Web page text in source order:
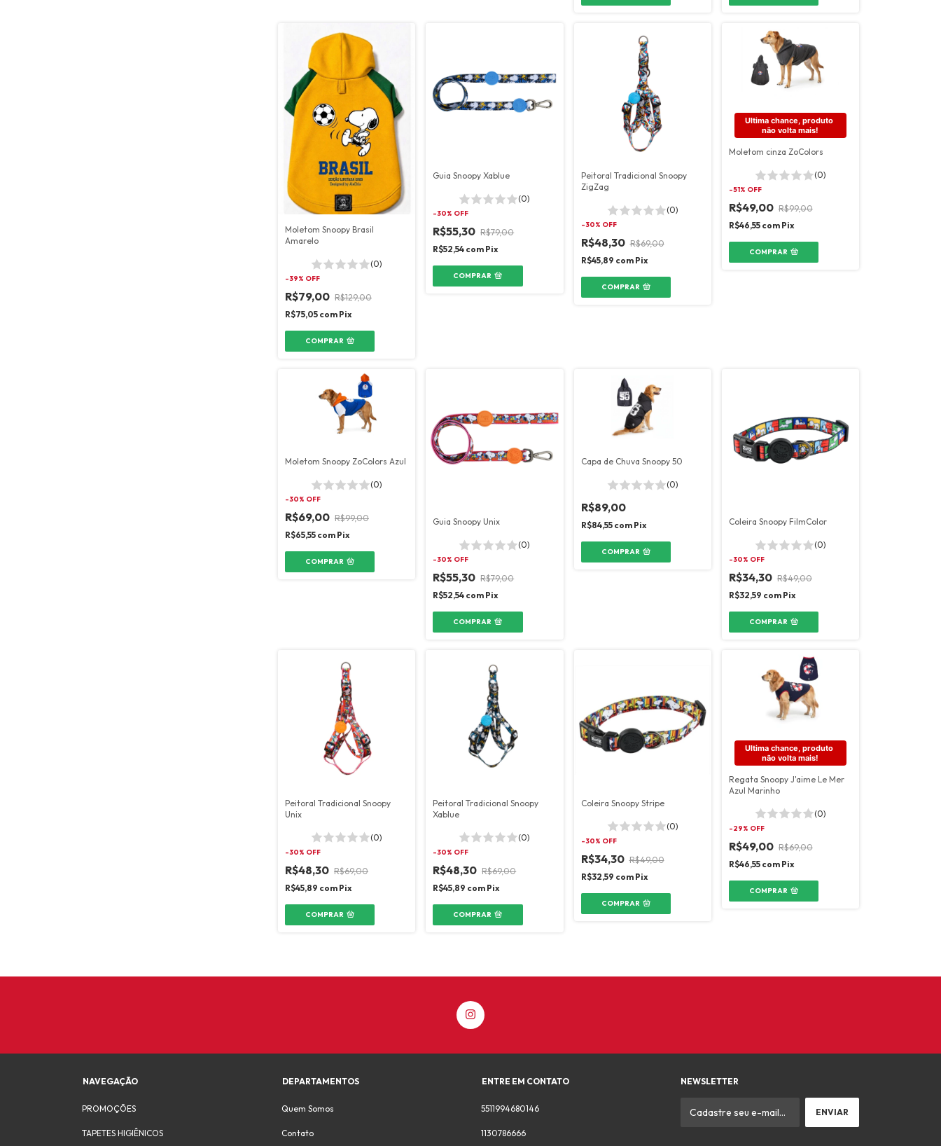
Moletom Snoopy Brasil
Amarelo
(0)
-39% OFF
R$79,00 R$129,00
R$75,05 com Pix
COMPRAR
Guia Snoopy Xablue
(0)
-30% OFF
R$55,30 R$79,00
R$52,54 com Pix
COMPRAR
Peitoral Tradicional Snoopy
ZigZag
(0)
-30% OFF
R$48,30 R$69,00
R$45,89 com Pix
COMPRAR
Ultima chance, produto
não volta mais!
Moletom cinza ZoColors
(0)
-51% OFF
R$49,00 R$99,00
R$46,55 com Pix
COMPRAR
Moletom Snoopy ZoColors Azul
(0)
-30% OFF
R$69,00 R$99,00
R$65,55 com Pix
COMPRAR
Guia Snoopy Unix
(0)
-30% OFF
R$55,30 R$79,00
R$52,54 com Pix
COMPRAR
Capa de Chuva Snoopy 50
(0)
R$89,00
R$84,55 com Pix
COMPRAR
Coleira Snoopy FilmColor
(0)
-30% OFF
R$34,30 R$49,00
R$32,59 com Pix
COMPRAR
Peitoral Tradicional Snoopy
Unix
(0)
-30% OFF
R$48,30 R$69,00
R$45,89 com Pix
COMPRAR
Peitoral Tradicional Snoopy
Xablue
(0)
-30% OFF
R$48,30 R$69,00
R$45,89 com Pix
COMPRAR
Coleira Snoopy Stripe
(0)
-30% OFF
R$34,30 R$49,00
R$32,59 com Pix
COMPRAR
Ultima chance, produto
não volta mais!
Regata Snoopy J'aime Le Mer
Azul Marinho
(0)
-29% OFF
R$49,00 R$69,00
R$46,55 com Pix
COMPRAR
NAVEGAÇÃO
PROMOÇÕES
TAPETES HIGIÊNICOS
DEPARTAMENTOS
Quem Somos
Contato
ENTRE EM CONTATO
5511994680146
1130786666
NEWSLETTER